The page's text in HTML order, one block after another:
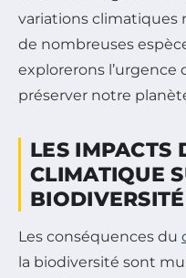
variations climatiques
de nombreuses
explorerons l’urgence
préserver notre
LES IMPACTS
CLIMATIQUE
BIODIVERSITÉ
Les conséquences du
la biodiversité sont